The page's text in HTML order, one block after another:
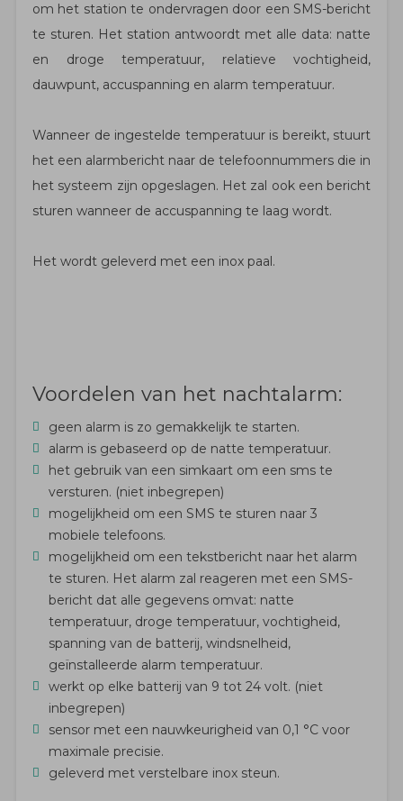
om het station te ondervragen door een SMS-bericht
te sturen. Het station antwoordt met alle data: natte
en droge temperatuur, relatieve vochtigheid,
dauwpunt, accuspanning en alarm temperatuur.
Wanneer de ingestelde temperatuur is bereikt, stuurt
het een alarmbericht naar de telefoonnummers die in
het systeem zijn opgeslagen. Het zal ook een bericht
sturen wanneer de accuspanning te laag wordt.
Het wordt geleverd met een inox paal.
Voordelen van het nachtalarm:
geen alarm is zo gemakkelijk te starten.
alarm is gebaseerd op de natte temperatuur.
het gebruik van een simkaart om een ​​sms te
versturen. (niet inbegrepen)
mogelijkheid om een ​​SMS te sturen naar 3
mobiele telefoons.
mogelijkheid om een ​​tekstbericht naar het alarm
te sturen. Het alarm zal reageren met een SMS-
bericht dat alle gegevens omvat: natte
temperatuur, droge temperatuur, vochtigheid,
spanning van de batterij, windsnelheid,
geïnstalleerde alarm temperatuur.
werkt op elke batterij van 9 tot 24 volt. (niet
inbegrepen)
sensor met een nauwkeurigheid van 0,1 °C voor
maximale precisie.
geleverd met verstelbare inox steun.